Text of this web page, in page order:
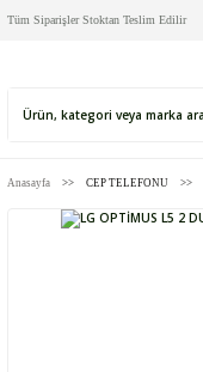
Tüm Siparişler Stoktan Teslim Edilir
Anasayfa CEP TELEFONU